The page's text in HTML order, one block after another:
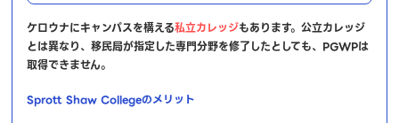
ケロウナにキャンパスを構える私立カレッジもあります。公立カレッジ
とは異なり、移民局が指定した専門分野を修了したとしても、PGWPは
取得できません。
Sprott Shaw Collegeのメリット